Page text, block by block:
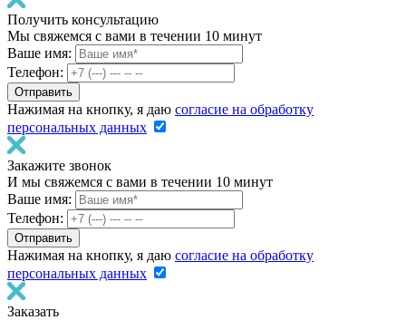
Получить консультацию
Мы свяжемся с вами в течении 10 минут
Ваше имя:
Телефон:
Нажимая на кнопку, я даю согласие на обработку
персональных данных
Закажите звонок
И мы свяжемся с вами в течении 10 минут
Ваше имя:
Телефон:
Нажимая на кнопку, я даю согласие на обработку
персональных данных
Заказать